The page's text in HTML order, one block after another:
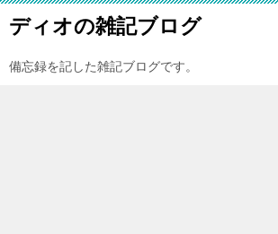
ディオの雑記ブログ
備忘録を記した雑記ブログです。